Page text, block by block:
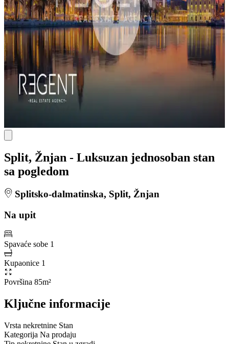
Split, Žnjan - Luksuzan jednosoban stan
sa pogledom
Splitsko-dalmatinska, Split, Žnjan
Na upit
Spavaće sobe 1
Kupaonice 1
Površina 85m²
Ključne informacije
Vrsta nekretnine Stan
Kategorija Na prodaju